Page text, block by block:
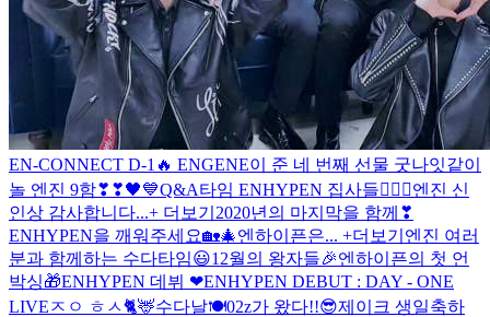
EN-CONNECT D-1🔥 ENGENE이 준 네 번째 선물 굿나잇같이
놀 엔진 9함❣❣🖤💙Q&A타임 ENHYPEN 집사들🐕‍🦺🐾엔진 신
인상 감사합니다...+ 더보기 2020년의 마지막을 함께❣
ENHYPEN을 깨워주세요🏡🎄엔하이픈은... +더보기 엔진 여러
분과 함께하는 수다타임😃12월의 왕자들🎉엔하이픈의 첫 언
박싱🎁ENHYPEN 데뷔 ❤ENHYPEN DEBUT : DAY - ONE
LIVEㅈㅇ ㅎㅅ🐈🦌수다날🍽02z가 왔다!!😎제이크 생일축하